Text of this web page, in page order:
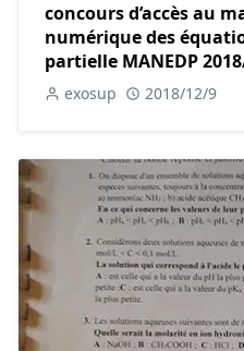
concours d’accès au
numérique des
partielle MANEDP
exosup 2018/12/9